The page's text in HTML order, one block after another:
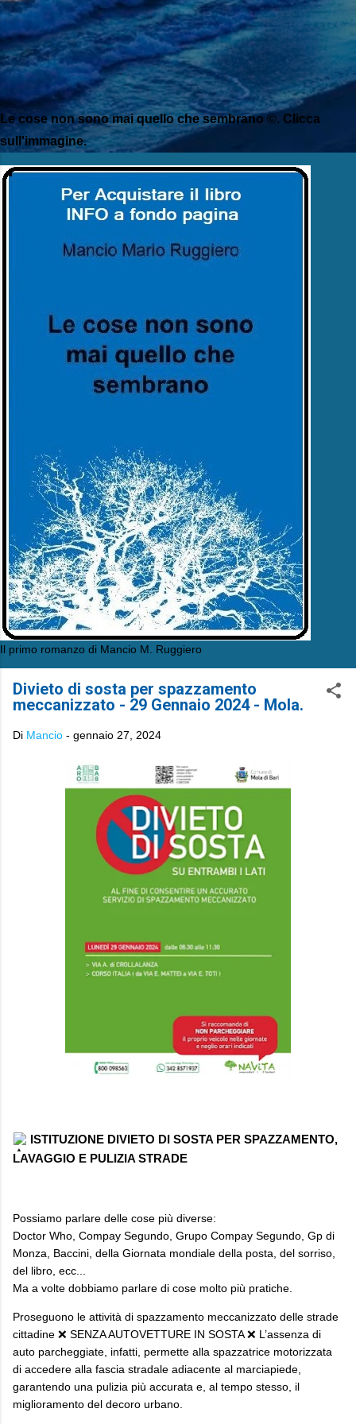
Le cose non sono mai quello che sembrano ©. Clicca
sull'immagine.
Il primo romanzo di Mancio M. Ruggiero
Divieto di sosta per spazzamento
meccanizzato - 29 Gennaio 2024 - Mola.
Di Mancio - gennaio 27, 2024
ISTITUZIONE DIVIETO DI SOSTA PER SPAZZAMENTO,
LAVAGGIO E PULIZIA STRADE
Possiamo parlare delle cose più diverse:
Doctor Who, Compay Segundo, Grupo Compay Segundo, Gp di
Monza, Baccini, della Giornata mondiale della posta, del sorriso,
del libro, ecc...
Ma a volte dobbiamo parlare di cose molto più pratiche.
Proseguono le attività di spazzamento meccanizzato delle strade
cittadine ❌ SENZA AUTOVETTURE IN SOSTA ❌ L’assenza di
auto parcheggiate, infatti, permette alla spazzatrice motorizzata
di accedere alla fascia stradale adiacente al marciapiede,
garantendo una pulizia più accurata e, al tempo stesso, il
miglioramento del decoro urbano.